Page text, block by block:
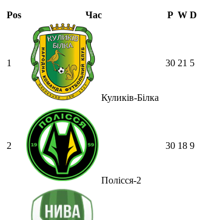
Pos Час P W D
1
Куликів-Білка
30 21 5
2
Полісся-2
30 18 9